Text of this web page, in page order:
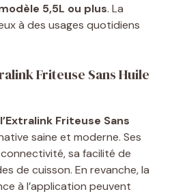
5,5L ou plus. La
à des usages quotidiens
Friteuse Sans Huile
Friteuse Sans
saine et moderne. Ses
sa facilité de
de cuisson. En revanche, la
à l’application peuvent